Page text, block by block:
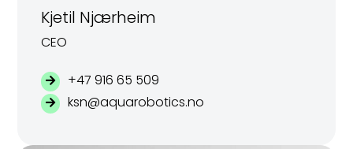
Kjetil Njærheim
CEO
+47 916 65 509
ksn@aquarobotics.no